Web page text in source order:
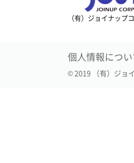
（有）ジョイナップ
個人情報につ
© 2019 （有）ジョ